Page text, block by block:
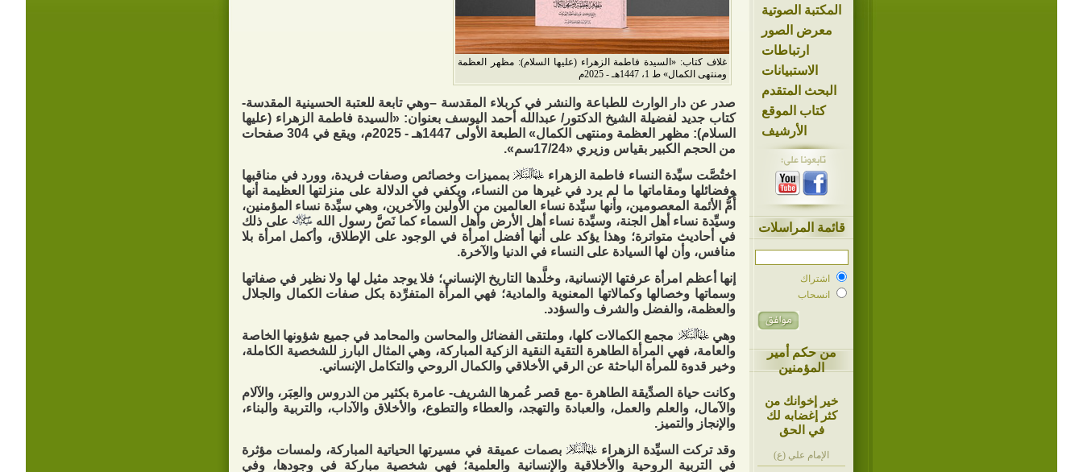
المكتبة الصوتية
معرض الصور
ارتباطات
الاستبيانات
البحث المتقدم
كتاب الموقع
الأرشيف
قائمة المراسلات
اشتراك
انسحاب
من حكم أمير
المؤمنين
خير إخوانك من
كثر إغضابه لك
في الحق
الإمام علي (ع)
غلاف كتاب: «السيدة فاطمة الزهراء (عليها السلام): مظهر العظمة
ومنتهى الكمال» ط 1، 1447هـ - 2025م
صدر عن دار الوارث للطباعة والنشر في كربلاء المقدسة –وهي تابعة للعتبة الحسينية المقدسة-
كتاب جديد لفضيلة الشيخ الدكتور/ عبدالله أحمد اليوسف بعنوان: «السيدة فاطمة الزهراء (عليها
السلام): مظهر العظمة ومنتهى الكمال» الطبعة الأولى 1447هـ - 2025م، ويقع في 304 صفحات
من الحجم الكبير بقياس وزيري «17/24سم».
اختُصَّت سيِّدة النساء فاطمة الزهراء
بمميزات وخصائص وصفات فريدة، وورد في مناقبها
وفضائلها ومقاماتها ما لم يرد في غيرها من النساء، ويكفي في الدلالة على منزلتها العظيمة أنها
أُمُّ الأئمة المعصومين، وأنها سيِّدة نساء العالمين من الأولين والآخرين، وهي سيِّدة نساء المؤمنين،
وسيِّدة نساء أهل الجنة، وسيِّدة نساء أهل الأرض وأهل السماء كما نَصَّ رسول الله
على ذلك
في أحاديث متواترة؛ وهذا يؤكد على أنها أفضل امرأة في الوجود على الإطلاق، وأكمل امرأة بلا
منافس، وأن لها السيادة على النساء في الدنيا والآخرة.
إنها أعظم امرأة عرفتها الإنسانية، وخلَّدها التاريخ الإنساني؛ فلا يوجد مثيل لها ولا نظير في صفاتها
وسماتها وخصالها وكمالاتها المعنوية والمادية؛ فهي المرأة المتفرِّدة بكل صفات الكمال والجلال
والعظمة، والفضل والشرف والسؤدد.
وهي
مجمع الكمالات كلها، وملتقى الفضائل والمحاسن والمحامد في جميع شؤونها الخاصة
والعامة، فهي المرأة الطاهرة التقية النقية الزكية المباركة، وهي المثال البارز للشخصية الكاملة،
وخير قدوة للمرأة الباحثة عن الرقي الأخلاقي والكمال الروحي والتكامل الإنساني.
وكانت حياة الصدِّيقة الطاهرة -مع قصر عُمرها الشريف- عامرة بكثير من الدروس والعِبَر، والآلام
والآمال، والعلم والعمل، والعبادة والتهجد، والعطاء والتطوع، والأخلاق والآداب، والتربية والبناء،
والإنجاز والتميز.
وقد تركت السيِّدة الزهراء
بصمات عميقة في مسيرتها الحياتية المباركة، ولمسات مؤثرة
في التربية الروحية والأخلاقية والإنسانية والعلمية؛ فهي شخصية مباركة في وجودها، وفي